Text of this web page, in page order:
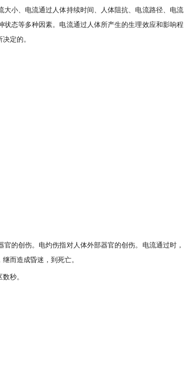
大小、电流通过人体持续时间、人体阻抗、电流路径、电流
态等多种因素。电流通过人体所产生的生理效应和影响程
定的。
的创伤。电灼伤指对人体外部器官的创伤。电流通过时，
而造成昏迷，到死亡。
秒。